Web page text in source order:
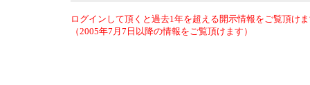
ログインして頂くと過去1年を超える開示情報をご覧頂け
（2005年7月7日以降の情報をご覧頂けます）